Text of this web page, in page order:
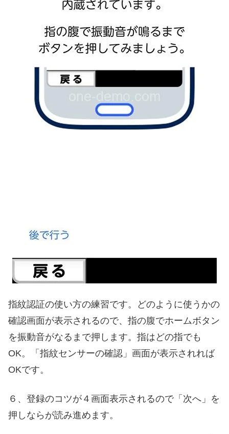
指紋認証の使い方の練習です。どのように使うかの
確認画面が表示されるので、指の腹でホームボタン
を振動音がなるまで押します。指はどの指でも
OK。「指紋センサーの確認」画面が表示されれば
OKです。
６、登録のコツが４画面表示されるので「次へ」を
押しならが読み進めます。